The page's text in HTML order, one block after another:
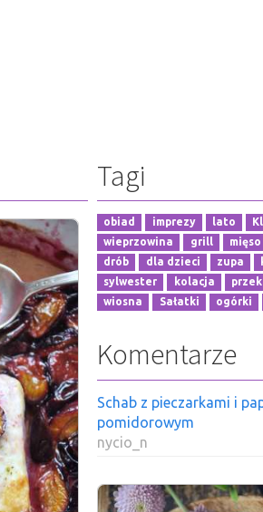
Tagi
obiad imprezy lato
wieprzowina
grill mięso
drób
dla dzieci zupa
sylwester
kolacja
wiosna
Sałatki ogórki
Komentarze
Schab z pieczarkami i
pomidorowym
nycio_n